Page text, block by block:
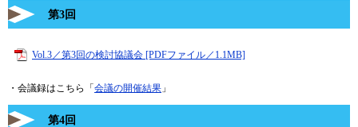
第3回
Vol.3／第3回の検討協議会 [PDFファイル／1.1MB]
・会議録はこちら「 会議の開催結果 」
第4回